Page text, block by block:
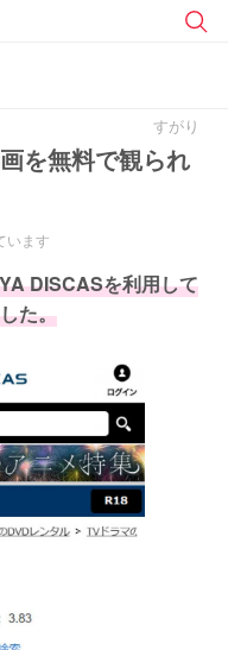
すがり
を無料で観られ
います
DISCASを利用して
た。